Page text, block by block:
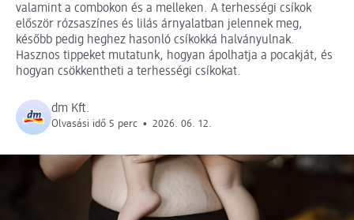
valamint a combokon és a melleken. A terhességi csíkok
először rózsaszínes és lilás árnyalatban jelennek meg,
később pedig heghez hasonló csíkokká halványulnak.
Hasznos tippeket mutatunk, hogyan ápolhatja a pocakját, és
hogyan csökkentheti a terhességi csíkokat.
dm Kft.
Olvasási idő 5 perc • 2026. 06. 12.